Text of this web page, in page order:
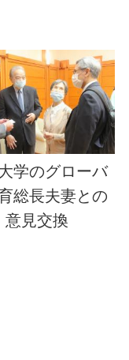
学のグローバ
総長夫妻との
意見交換